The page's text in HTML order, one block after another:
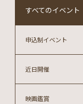
すべてのイベント
映画鑑賞
近日開催
申込制イベント